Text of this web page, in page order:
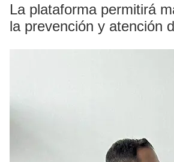
La plataforma permitirá
la prevención y atención